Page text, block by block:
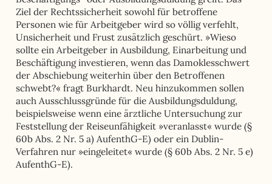
Ziel der Rechtssicherheit sowohl für betroffene
Personen wie für Arbeitgeber wird so völlig verfehlt,
Unsicherheit und Frust zusätzlich geschürt. »Wieso
sollte ein Arbeitgeber in Ausbildung, Einarbeitung und
Beschäftigung investieren, wenn das Damoklesschwert
der Abschiebung weiterhin über den Betroffenen
schwebt?« fragt Burkhardt. Neu hinzukommen sollen
auch Ausschlussgründe für die Ausbildungsduldung,
beispielsweise wenn eine ärztliche Untersuchung zur
Feststellung der Reiseunfähigkeit »veranlasst« wurde (§
60b Abs. 2 Nr. 5 a) AufenthG-E) oder ein Dublin-
Verfahren nur »eingeleitet« wurde (§ 60b Abs. 2 Nr. 5 e)
AufenthG-E).